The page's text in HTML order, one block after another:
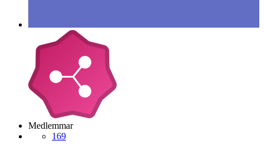
Medlemmar
169